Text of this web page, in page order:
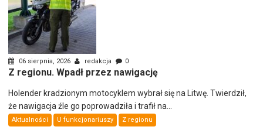
06 sierpnia, 2026 redakcja 0
Z regionu. Wpadł przez nawigację
Holender kradzionym motocyklem wybrał się na Litwę. Twierdził,
że nawigacja źle go poprowadziła i trafił na...
Aktualności U funkcjonariuszy Z regionu